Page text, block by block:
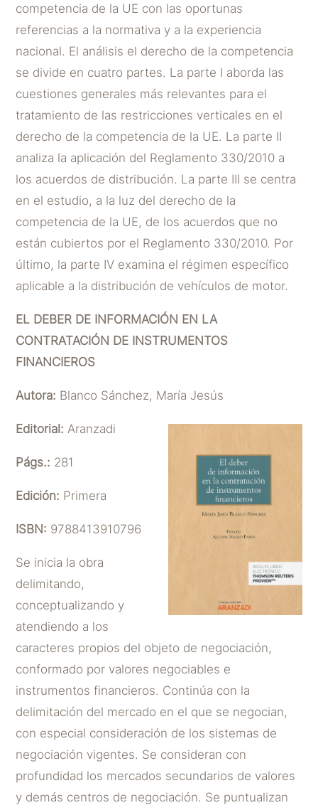
competencia de la UE con las oportunas
referencias a la normativa y a la experiencia
nacional. El análisis el derecho de la competencia
se divide en cuatro partes. La parte I aborda las
cuestiones generales más relevantes para el
tratamiento de las restricciones verticales en el
derecho de la competencia de la UE. La parte II
analiza la aplicación del Reglamento 330/2010 a
los acuerdos de distribución. La parte III se centra
en el estudio, a la luz del derecho de la
competencia de la UE, de los acuerdos que no
están cubiertos por el Reglamento 330/2010. Por
último, la parte IV examina el régimen específico
aplicable a la distribución de vehículos de motor.
EL DEBER DE INFORMACIÓN EN LA
CONTRATACIÓN DE INSTRUMENTOS
FINANCIEROS
Autora: Blanco Sánchez, María Jesús
Editorial: Aranzadi
Págs.: 281
Edición: Primera
ISBN: 9788413910796
Se inicia la obra
delimitando,
conceptualizando y
atendiendo a los
caracteres propios del objeto de negociación,
conformado por valores negociables e
instrumentos financieros. Continúa con la
delimitación del mercado en el que se negocian,
con especial consideración de los sistemas de
negociación vigentes. Se consideran con
profundidad los mercados secundarios de valores
y demás centros de negociación. Se puntualizan